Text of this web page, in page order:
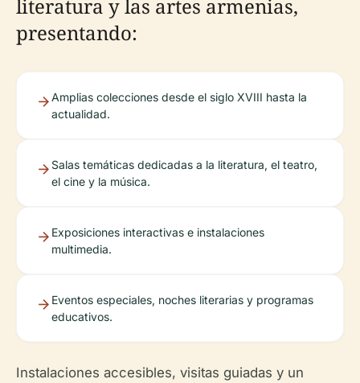
literatura y las artes armenias,
presentando:
Amplias colecciones desde el siglo XVIII hasta la
actualidad.
Salas temáticas dedicadas a la literatura, el teatro,
el cine y la música.
Exposiciones interactivas e instalaciones
multimedia.
Eventos especiales, noches literarias y programas
educativos.
Instalaciones accesibles, visitas guiadas y un